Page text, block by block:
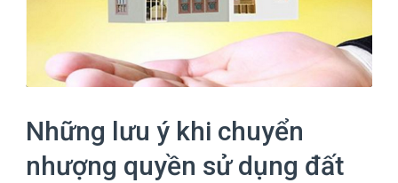
Những lưu ý khi chuyển
nhượng quyền sử dụng đất